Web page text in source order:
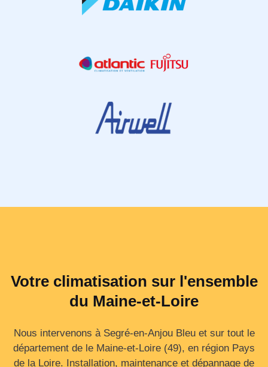
Votre climatisation sur l'ensemble
du Maine-et-Loire
Nous intervenons à Segré-en-Anjou Bleu et sur tout le
département de le Maine‑et‑Loire (49), en région Pays
de la Loire. Installation, maintenance et dépannage de